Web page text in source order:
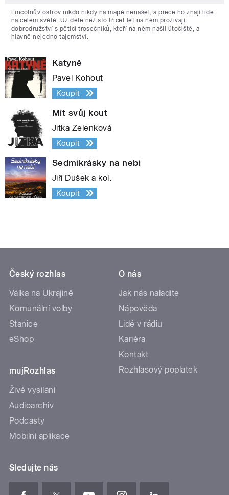
Lincolnův ostrov nikdo nikdy na mapě nenašel, a přece ho znají lidé
na celém světě. Už déle než sto třicet let na něm prožívají
dobrodružství s pěticí trosečníků, kteří na něm našli útočiště, a
hlavně nejedno tajemství.
Katyně
Pavel Kohout
Koupit
Mít svůj kout
Jitka Zelenková
Koupit
Sedmikrásky na nebi
Jiří Dušek a kol.
Koupit
Český rozhlas
Válka na Ukrajině
Komunální volby
Stanice
eShop
mujRozhlas
Živé vysílání
Audioarchiv
Podcasty
Mobilní aplikace
O nás
Jak nás naladíte
Nápověda
Lidé v rádiu
Kariéra
Kontakt
Rozhlasový poplatek
Sledujte nás